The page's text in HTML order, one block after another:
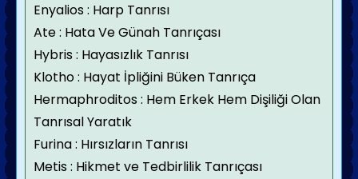
Enyalios : Harp Tanrısı
Ate : Hata Ve Günah Tanrıçası
Hybris : Hayasızlık Tanrısı
Klotho : Hayat İpliğini Büken Tanrıça
Hermaphroditos : Hem Erkek Hem Dişiliği Olan
Tanrısal Yaratık
Furina : Hırsızların Tanrısı
Metis : Hikmet ve Tedbirlilik Tanrıçası